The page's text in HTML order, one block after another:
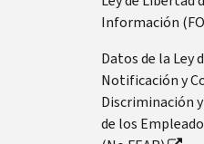
Información
Datos de la Ley
Notificación y
Discriminación
de los